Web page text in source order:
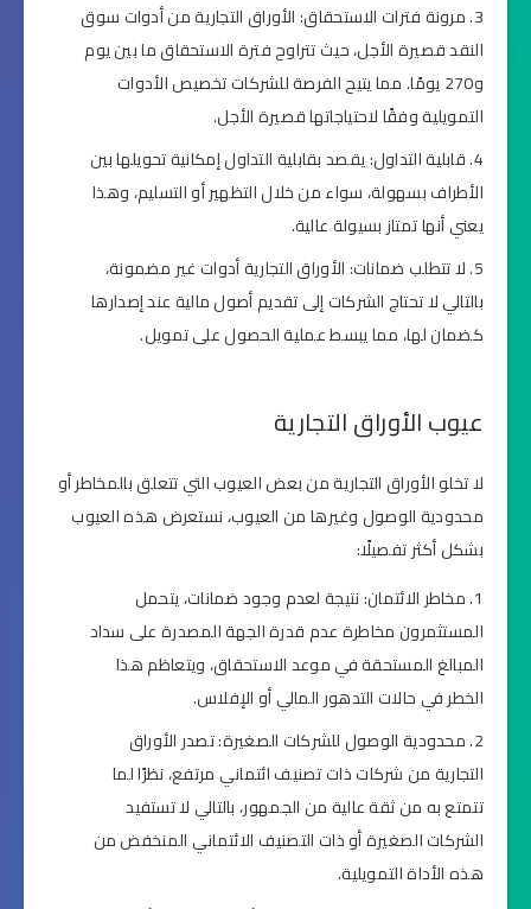
مرونة فترات الاستحقاق: الأوراق التجارية من أدوات سوق
النقد قصيرة الأجل، حيث تتراوح فترة الاستحقاق ما بين يوم
و270 يومًا. مما يتيح الفرصة للشركات تخصيص الأدوات
التمويلية وفقًا لاحتياجاتها قصيرة الأجل.
قابلية التداول: يقصد بقابلية التداول إمكانية تحويلها بين
الأطراف بسهولة، سواء من خلال التظهير أو التسليم، وهذا
يعني أنها تمتاز بسيولة عالية.
لا تتطلب ضمانات: الأوراق التجارية أدوات غير مضمونة،
بالتالي لا تحتاج الشركات إلى تقديم أصول مالية عند إصدارها
كضمان لها، مما يبسط عملية الحصول على تمويل.
عيوب الأوراق التجارية
لا تخلو الأوراق التجارية من بعض العيوب التي تتعلق بالمخاطر أو
محدودية الوصول وغيرها من العيوب، نستعرض هذه العيوب
بشكل أكثر تفصيلًا:
مخاطر الائتمان: نتيجة لعدم وجود ضمانات، يتحمل
المستثمرون مخاطرة عدم قدرة الجهة المصدرة على سداد
المبالغ المستحقة في موعد الاستحقاق، ويتعاظم هذا
الخطر في حالات التدهور المالي أو الإفلاس.
محدودية الوصول للشركات الصغيرة: تصدر الأوراق
التجارية من شركات ذات تصنيف ائتماني مرتفع، نظرًا لما
تتمتع به من ثقة عالية من الجمهور، بالتالي لا تستفيد
الشركات الصغيرة أو ذات التصنيف الائتماني المنخفض من
هذه الأداة التمويلية.